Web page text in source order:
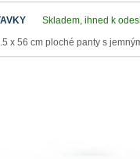
Skladem, ihned k
x 56 cm ploché panty s